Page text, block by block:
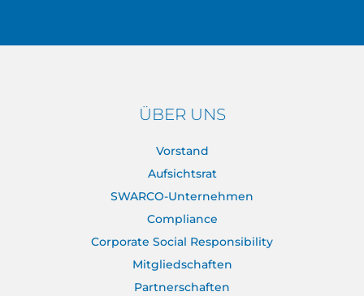
ÜBER UNS
Vorstand
Aufsichtsrat
SWARCO-Unternehmen
Compliance
Corporate Social Responsibility
Mitgliedschaften
Partnerschaften